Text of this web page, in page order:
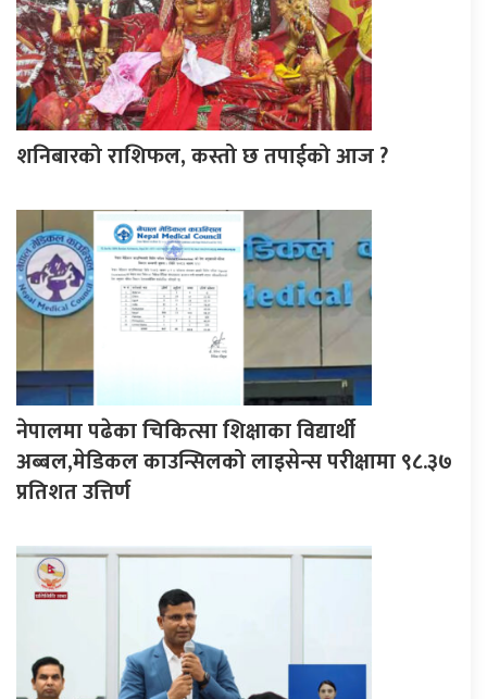
शनिबारको राशिफल, कस्तो छ तपाईको आज ?
नेपालमा पढेका चिकित्सा शिक्षाका विद्यार्थी
अब्बल,मेडिकल काउन्सिलको लाइसेन्स परीक्षामा ९८.३७
प्रतिशत उत्तिर्ण